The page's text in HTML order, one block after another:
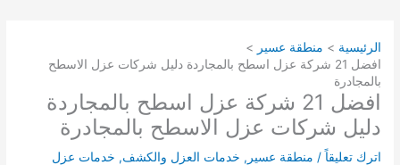
الرئيسية
منطقة عسير
افضل 21 شركة عزل اسطح بالمجاردة دليل شركات عزل الاسطح
بالمجادرة
افضل 21 شركة عزل اسطح بالمجاردة
دليل شركات عزل الاسطح بالمجادرة
اترك تعليقاً / منطقة عسير , خدمات العزل والكشف, خدمات عزل